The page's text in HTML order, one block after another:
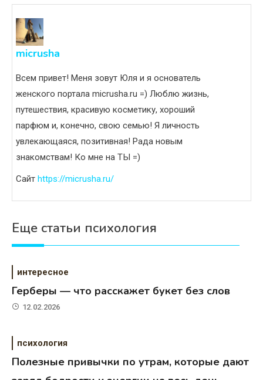
micrusha
Всем привет! Меня зовут Юля и я основатель
женского портала micrusha.ru =) Люблю жизнь,
путешествия, красивую косметику, хороший
парфюм и, конечно, свою семью! Я личность
увлекающаяся, позитивная! Рада новым
знакомствам! Ко мне на ТЫ =)
Сайт https://micrusha.ru/
Еще статьи психология
интересное
Герберы — что расскажет букет без слов
12.02.2026
психология
Полезные привычки по утрам, которые дают